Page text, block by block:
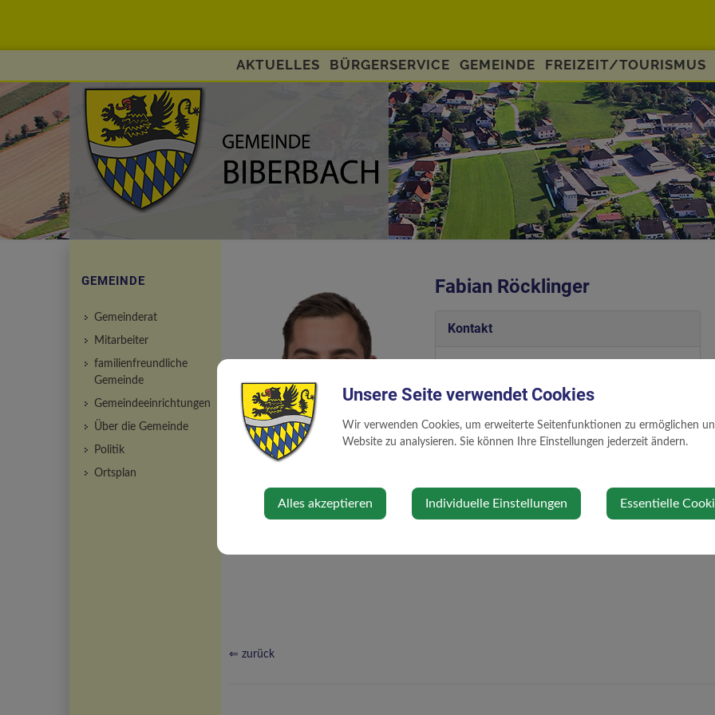
AKTUELLES BÜRGERSERVICE GEMEINDE FREIZEIT/TOURISMUS
Fabian Röcklinger
Kontakt
⇐ zurück
GEMEINDE
Gemeinderat
Mitarbeiter
familienfreundliche
Gemeinde
Gemeindeeinrichtungen
Über die Gemeinde
Politik
Ortsplan
Unsere Seite verwendet Cookies
Wir verwenden Cookies, um erweiterte Seitenfunktionen zu ermöglichen
Website zu analysieren. Sie können Ihre Einstellungen jederzeit ändern.
Alles akzeptieren Individuelle Einstellungen Essentielle